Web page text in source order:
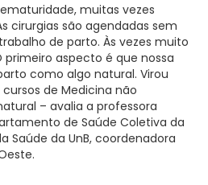
muitas vezes
cirurgias são agendadas sem
de parto. Às vezes muito
aspecto é que nossa
como algo natural. Virou
de Medicina não
– avalia a professora
de Saúde Coletiva da
Saúde da UnB, coordenadora